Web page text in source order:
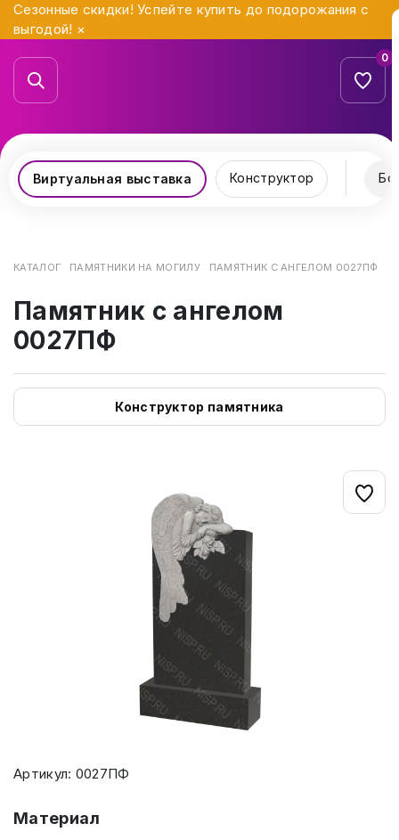
Сезонные скидки! Успейте купить до подорожания с
выгодой! ×
0
Виртуальная выставка Конструктор
КАТАЛОГ ПАМЯТНИКИ НА МОГИЛУ ПАМЯТНИК С АНГЕЛОМ 0027ПФ
Памятник с ангелом
0027ПФ
Конструктор памятника
Артикул: 0027ПФ
Материал